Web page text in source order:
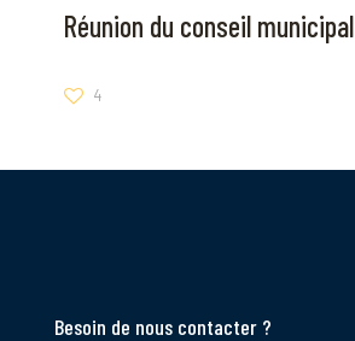
Réunion du conseil municipal
4
Besoin de nous contacter ?